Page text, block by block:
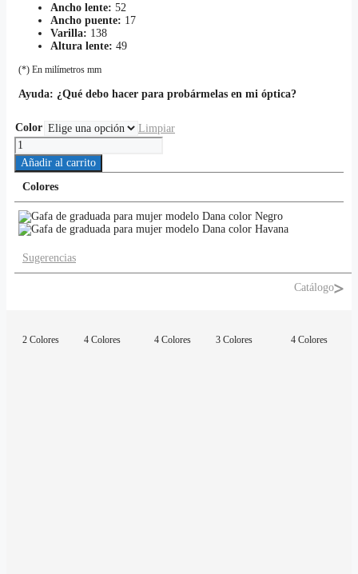
Ancho lente: 52
Ancho puente: 17
Varilla: 138
Altura lente: 49
(*) En milímetros mm
Ayuda: ¿Qué debo hacer para probármelas en mi óptica?
Color
Limpiar
Dana
cantidad
Añadir al carrito
Colores
Sugerencias
Catálogo
2 Colores 4 Colores 4 Colores 3 Colores 4 Colores